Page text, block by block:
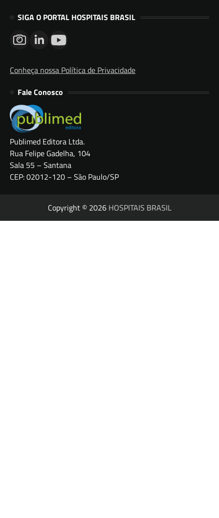
SIGA O PORTAL HOSPITAIS BRASIL
Conheça nossa Política de Privacidade
Fale Conosco
Publimed Editora Ltda.
Rua Felipe Gadelha, 104
Sala 55 – Santana
CEP: 02012-120 – São Paulo/SP
Copyright © 2026 HOSPITAIS BRASIL